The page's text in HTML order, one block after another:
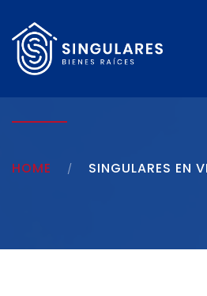
HOME SINGULARES EN